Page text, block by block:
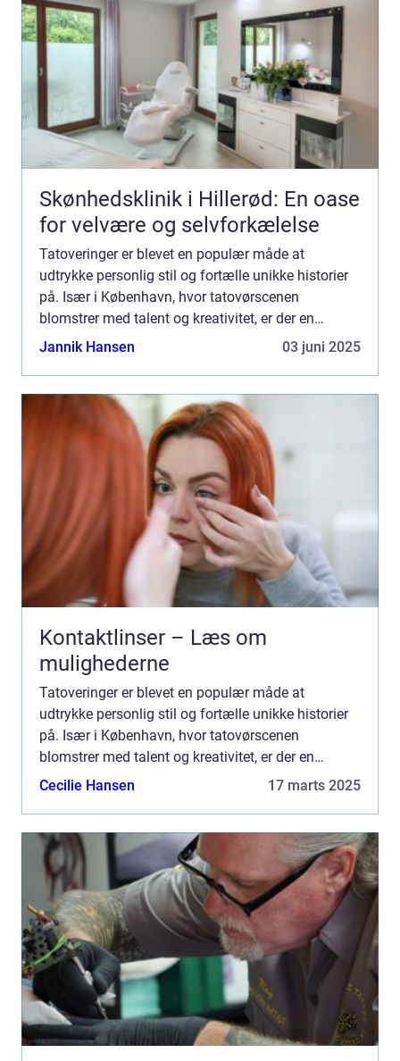
Skønhedsklinik i Hillerød: En oase
for velvære og selvforkælelse
Tatoveringer er blevet en populær måde at
udtrykke personlig stil og fortælle unikke historier
på. Især i København, hvor tatovørscenen
blomstrer med talent og kreativitet, er der en
stigende efterspø...
Jannik Hansen 03 juni 2025
Kontaktlinser – Læs om
mulighederne
Tatoveringer er blevet en populær måde at
udtrykke personlig stil og fortælle unikke historier
på. Især i København, hvor tatovørscenen
blomstrer med talent og kreativitet, er der en
stigende efterspø...
Cecilie Hansen 17 marts 2025